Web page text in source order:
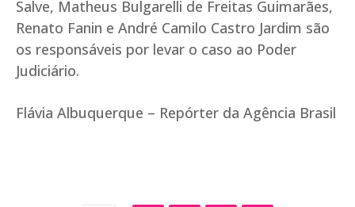
Salve, Matheus Bulgarelli de Freitas Guimarães,
Renato Fanin e André Camilo Castro Jardim são
os responsáveis por levar o caso ao Poder
Judiciário.
Flávia Albuquerque – Repórter da Agência Brasil